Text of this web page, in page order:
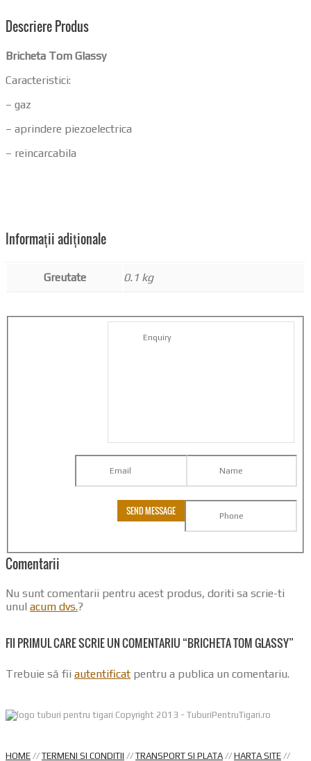
Descriere Produs
Bricheta Tom Glassy
Caracteristici:
– gaz
– aprindere piezoelectrica
– reincarcabila
Informații adiționale
Greutate 0.1 kg
Comentarii
Nu sunt comentarii pentru acest produs, doriti sa scrie-ti
unul acum dvs.?
FII PRIMUL CARE SCRIE UN COMENTARIU “BRICHETA TOM GLASSY”
Trebuie să fii autentificat pentru a publica un comentariu.
Copyright 2013 - TuburiPentruTigari.ro
HOME // TERMENI SI CONDITII // TRANSPORT SI PLATA // HARTA SITE //